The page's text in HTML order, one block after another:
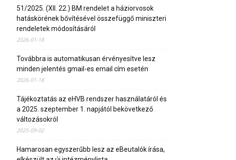
51/2025. (XII. 22.) BM rendelet a háziorvosok
hatáskörének bővítésével összefüggő miniszteri
rendeletek módosításáról
2026-01-18
Továbbra is automatikusan érvényesítve lesz
minden jelentés gmail-es email cím esetén
2026-01-18
Tájékoztatás az eHVB rendszer használatáról és
a 2025. szeptember 1. napjától bekövetkező
változásokról
2025-09-02
Hamarosan egyszerűbb lesz az eBeutalók írása,